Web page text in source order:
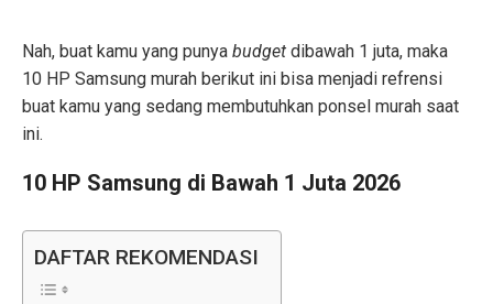
Nah, buat kamu yang punya budget dibawah 1 juta, maka
10 HP Samsung murah berikut ini bisa menjadi refrensi
buat kamu yang sedang membutuhkan ponsel murah saat
ini.
10 HP Samsung di Bawah 1 Juta 2026
DAFTAR REKOMENDASI